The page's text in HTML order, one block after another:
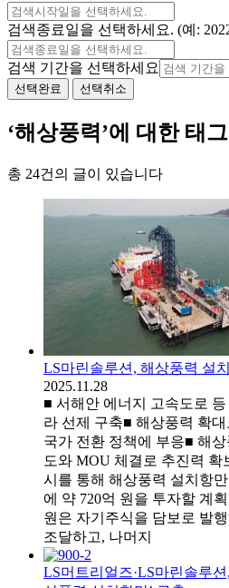
검색종료일을 선택하세요. (예:
검색 기간을 선택하세요
선택완료 선택취소
‘해상풍력’에 대한 태
총 24건의 글이 있습니다
LS마린솔루션, 해상풍력 설
2025.11.28
■ 서해안 에너지 고속도로
라 선제 구축■ 해상풍력 확
국가 전환 정책에 부응■ 해
도와 MOU 체결로 추진력 확
시를 통해 해상풍력 설치항
에 약 720억 원을 투자할 계
원은 자기주식을 담보로 발
조달하고, 나머지
LS머트리얼즈·LS마린솔루